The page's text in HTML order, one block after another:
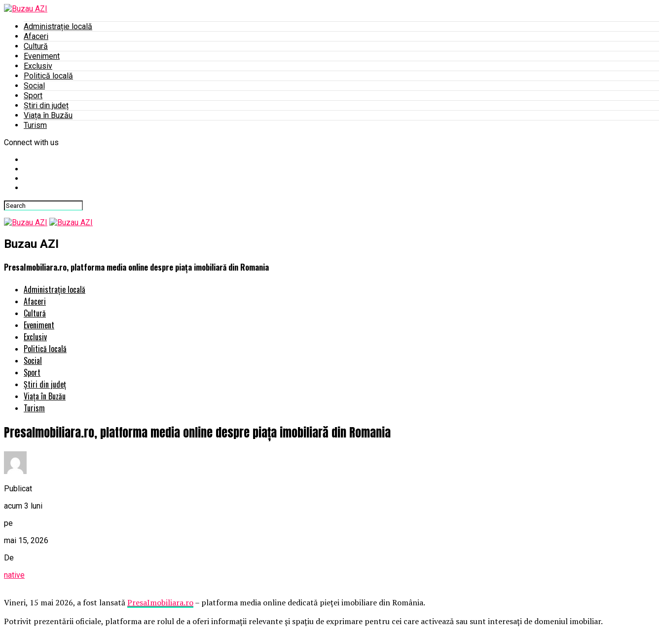
Administrație locală
Afaceri
Cultură
Eveniment
Exclusiv
Politică locală
Social
Sport
Știri din județ
Viața în Buzău
Turism
Connect with us
Buzau AZI
PresaImobiliara.ro, platforma media online despre piața imobiliară din Romania
Administrație locală
Afaceri
Cultură
Eveniment
Exclusiv
Politică locală
Social
Sport
Știri din județ
Viața în Buzău
Turism
PresaImobiliara.ro, platforma media online despre piața imobiliară din Romania
Publicat
acum 3 luni
pe
mai 15, 2026
De
native
Vineri, 15 mai 2026, a fost lansatăPresaImobiliara.ro– platforma media online dedicată pieței imobiliare din România.
Potrivit prezentării oficiale, platforma are rolul de a oferi informații relevante și spațiu de exprimare pentru cei care activează sau sunt interesați de domeniul imobiliar.